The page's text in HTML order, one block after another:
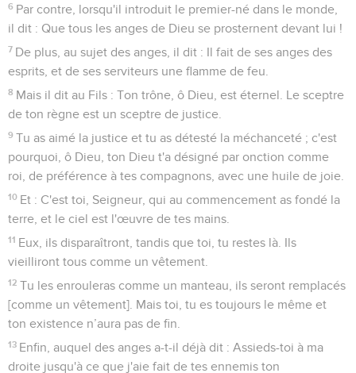
6 Par contre, lorsqu'il introduit le premier-né dans le monde,
il dit : Que tous les anges de Dieu se prosternent devant lui !
7 De plus, au sujet des anges, il dit : Il fait de ses anges des
esprits, et de ses serviteurs une flamme de feu.
8 Mais il dit au Fils : Ton trône, ô Dieu, est éternel. Le sceptre
de ton règne est un sceptre de justice.
9 Tu as aimé la justice et tu as détesté la méchanceté ; c'est
pourquoi, ô Dieu, ton Dieu t'a désigné par onction comme
roi, de préférence à tes compagnons, avec une huile de joie.
10 Et : C'est toi, Seigneur, qui au commencement as fondé la
terre, et le ciel est l'œuvre de tes mains.
11 Eux, ils disparaîtront, tandis que toi, tu restes là. Ils
vieilliront tous comme un vêtement.
12 Tu les enrouleras comme un manteau, ils seront remplacés
[comme un vêtement]. Mais toi, tu es toujours le même et
ton existence n’aura pas de fin.
13 Enfin, auquel des anges a-t-il déjà dit : Assieds-toi à ma
droite jusqu'à ce que j'aie fait de tes ennemis ton